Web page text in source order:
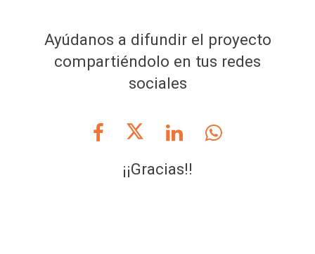
Ayúdanos a difundir el proyecto
compartiéndolo en tus redes
sociales
¡¡Gracias!!